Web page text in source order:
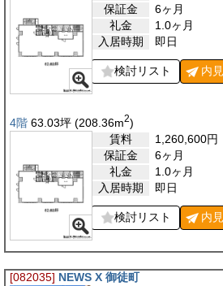
保証金
6ヶ月
礼金
1.0ヶ月
入居時期
即日
検討リスト 内
4階 63.03坪 (208.36m2)
賃料
1,260,600円
保証金
6ヶ月
礼金
1.0ヶ月
入居時期
即日
検討リスト 内
[082035] NEWS X 御徒町